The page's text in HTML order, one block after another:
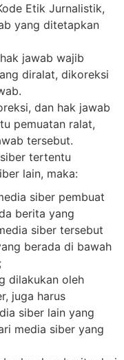
Etik Jurnalistik,
yang ditetapkan
jawab wajib
diralat, dikoreksi
dan hak jawab
pemuatan ralat,
tersebut.
tertentu
lain, maka:
siber pembuat
berita yang
siber tersebut
berada di bawah
dilakukan oleh
juga harus
siber lain yang
media siber yang